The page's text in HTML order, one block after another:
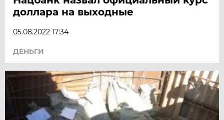
доллара на выходные
05.08.2022 17:34
ДЕНЬГИ